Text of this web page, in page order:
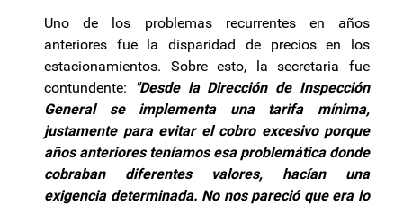
Uno de los problemas recurrentes en años
anteriores fue la disparidad de precios en los
estacionamientos. Sobre esto, la secretaria fue
contundente:
"Desde la Dirección de Inspección
General se implementa una tarifa mínima,
justamente para evitar el cobro excesivo porque
años anteriores teníamos esa problemática donde
cobraban diferentes valores, hacían una
exigencia determinada. No nos pareció que era lo